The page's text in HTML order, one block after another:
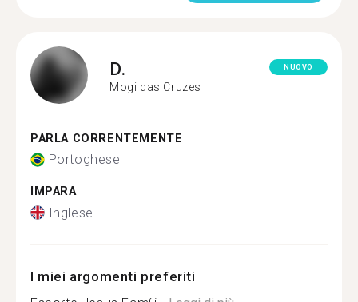
D.
Mogi das Cruzes
NUOVO
PARLA CORRENTEMENTE
Portoghese
IMPARA
Inglese
I miei argomenti preferiti